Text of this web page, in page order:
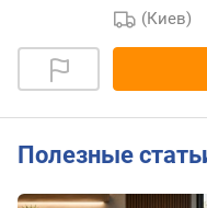
(Киев)
Полезные